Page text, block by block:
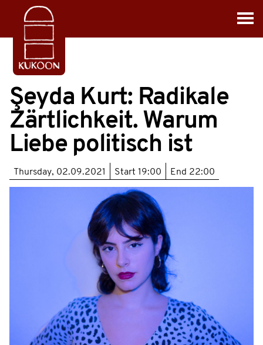
Şeyda Kurt: Radikale
Zärtlichkeit. Warum
Liebe politisch ist
Thursday, 02.09.2021 Start 19:00 End 22:00